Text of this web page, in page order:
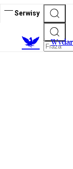
Serwisy